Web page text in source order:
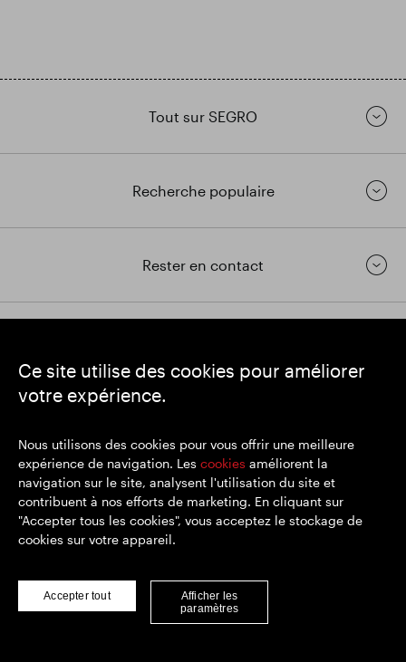
Ce site utilise des cookies pour améliorer
votre expérience.
Nous utilisons des cookies pour vous offrir une meilleure
expérience de navigation. Les cookies améliorent la
navigation sur le site, analysent l'utilisation du site et
contribuent à nos efforts de marketing. En cliquant sur
"Accepter tous les cookies", vous acceptez le stockage de
cookies sur votre appareil.
Accepter tout
Afficher les
paramètres
Tout sur SEGRO
Recherche populaire
Rester en contact
SEGRO
Siège social : 1 New Burlington Place, Londres W1S 2HR
Lieu d'immatriculation : Angleterre et Pays de Galles
© SEGRO 2022
Clause de non-responsabilité
Politique de cookies